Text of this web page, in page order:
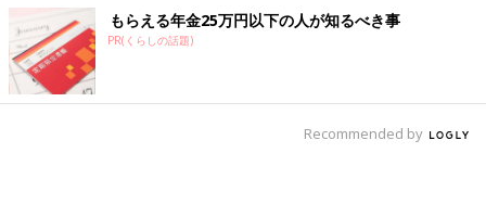
もらえる年金25万円以下の人が知るべき事
PR(くらしの話題)
Recommended by